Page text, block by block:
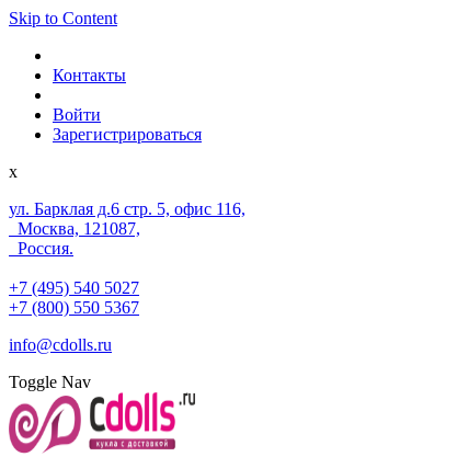
Skip to Content
Контакты
Войти
Зарегистрироваться
x
ул. Барклая д.6 стр. 5, офис 116,
Москва, 121087,
Россия.
+7 (495) 540 5027
+7 (800) 550 5367
info@cdolls.ru
Toggle Nav